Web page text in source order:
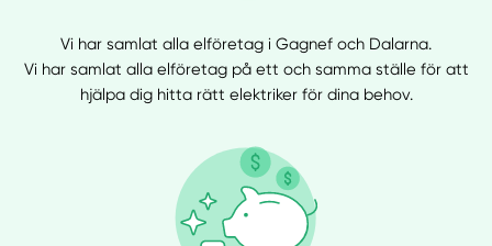
Vi har samlat alla elföretag i Gagnef och Dalarna.
Vi har samlat alla elföretag på ett och samma ställe för att
hjälpa dig hitta rätt elektriker för dina behov.